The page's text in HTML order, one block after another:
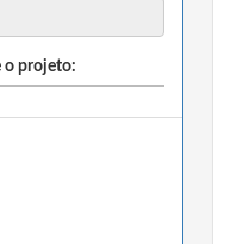
o projeto: